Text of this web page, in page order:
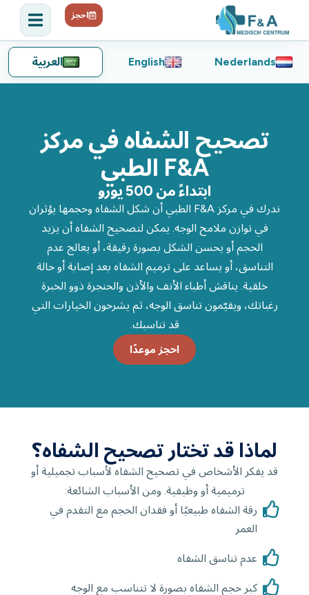
احجز
Nederlands
English العربية
تصحيح الشفاه في مركز
F&A الطبي
ابتداءً من 500 يورو
ندرك في مركز F&A الطبي أن شكل الشفاه وحجمها يؤثران
في توازن ملامح الوجه. يمكن لتصحيح الشفاه أن يزيد
الحجم أو يحسن الشكل بصورة رقيقة، أو يعالج عدم
التناسق، أو يساعد على ترميم الشفاه بعد إصابة أو حالة
خلقية. يناقش أطباء الأنف والأذن والحنجرة ذوو الخبرة
رغباتك، ويقيّمون تناسق الوجه، ثم يشرحون الخيارات التي
قد تناسبك.
احجز موعدًا
لماذا قد تختار تصحيح الشفاه؟
قد يفكر الأشخاص في تصحيح الشفاه لأسباب تجميلية أو
ترميمية أو وظيفية. ومن الأسباب الشائعة:
رقة الشفاه طبيعيًا أو فقدان الحجم مع التقدم في
العمر
عدم تناسق الشفاه
كبر حجم الشفاه بصورة لا تتناسب مع الوجه